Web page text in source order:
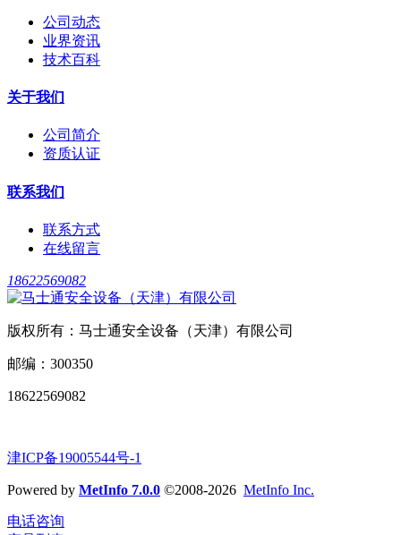
公司动态
业界资讯
技术百科
关于我们
公司简介
资质认证
联系我们
联系方式
在线留言
18622569082
版权所有：马士通安全设备（天津）有限公司
邮编：300350
18622569082
津ICP备19005544号-1
Powered by MetInfo 7.0.0 ©2008-2026 MetInfo Inc.
电话咨询